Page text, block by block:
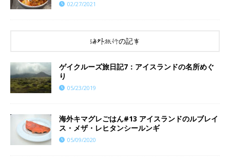
02/27/2021
海外旅行の記事
ゲイクルーズ旅日記7：アイスランドの名所めぐ
り
05/23/2019
海外キマグレごはん#13 アイスランドのルブレイ
ス・メザ・レヒタンシールンギ
05/09/2020